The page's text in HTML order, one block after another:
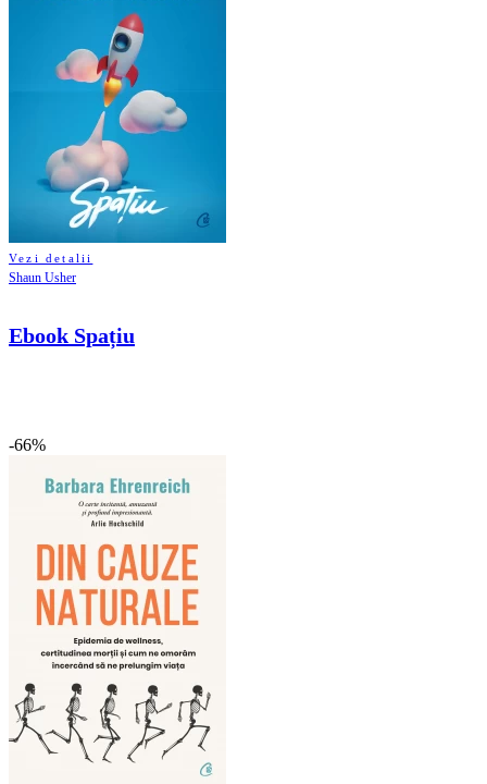
Vezi detalii
Shaun Usher
Ebook Spațiu
-66%